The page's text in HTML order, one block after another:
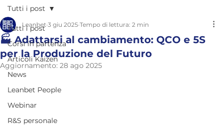
Tutti i post
Corsi in partenza
Articoli Kaizen
News
Leanbet People
Webinar
R&S personale
Tutti i post
🏭 Adattarsi al cambiamento: QCO e 5S
per la Produzione del Futuro
Leanbet 3 giu 2025 Tempo di lettura: 2 min
Aggiornamento: 28 ago 2025